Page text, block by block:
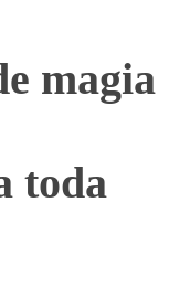
magia
toda